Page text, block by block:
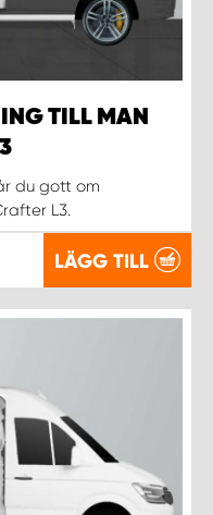
TILL MAN
du gott om
L3.
LÄGG TILL